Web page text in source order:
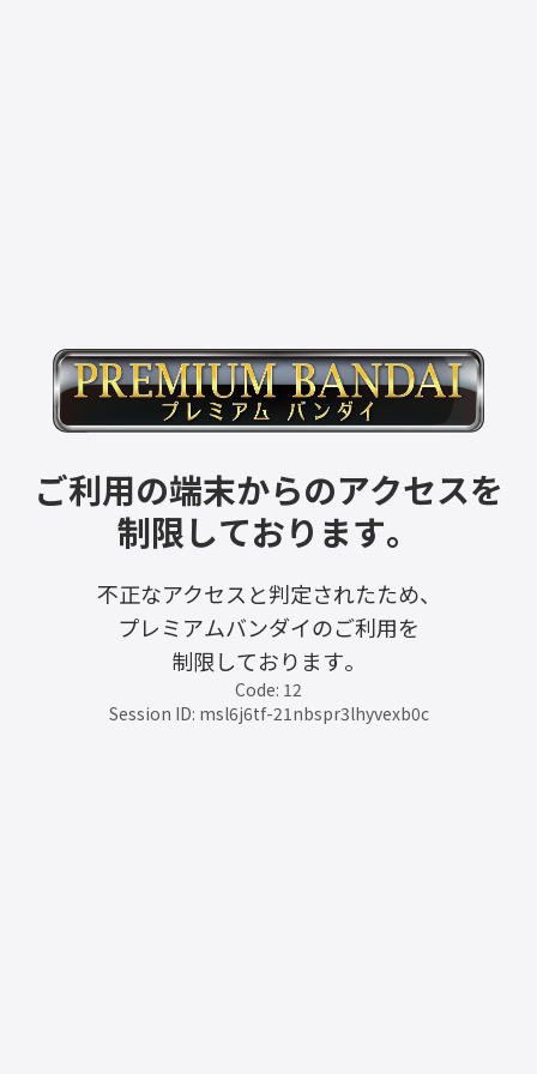
ご利用の端末からのアクセスを
制限しております。
不正なアクセスと判定されたため、
プレミアムバンダイのご利用を
制限しております。
Code: 12
Session ID: msl6j6tf-21nbspr3lhyvexb0c